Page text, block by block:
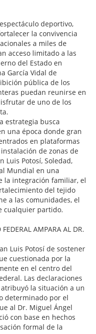
deportivo,
la convivencia
a miles de
acceso limitado a las
del Estado en
García Vidal de
pública de los
puedan reunirse en
de uno de los
estrategia busca
una época donde gran
en plataformas
de zonas de
Luis Potosí, Soledad,
Mundial en una
la integración familiar, el
del tejido
a las comunidades, el
cualquier partido.
AMPARA AL DR.
Luis Potosí de sostener
cuestionada por la
en el centro del
Las declaraciones
la situación a un
determinado por el
al Dr. Miguel Ángel
con base en hechos
formal de la